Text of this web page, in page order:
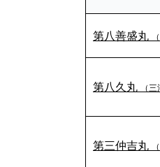
第八善盛丸
第八久丸 （
第三仲吉丸